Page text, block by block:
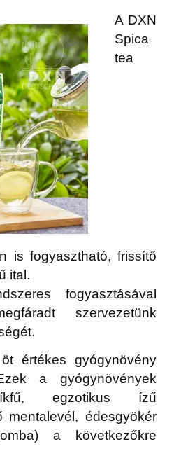
A DXN
Spica
tea
is fogyasztható, frissítő
ital.
fogyasztásával
szervezetünk
értékes gyógynövény
a gyógynövények
egzotikus ízű
mentalevél, édesgyökér
a következőkre